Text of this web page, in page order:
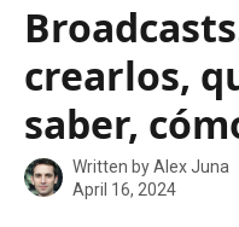
crearlos,
saber,
Written byAlex Juna
April 16, 2024